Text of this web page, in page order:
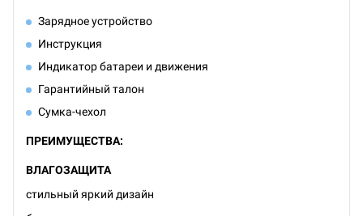
Зарядное устройство
Инструкция
Индикатор батареи и движения
Гарантийный талон
Сумка-чехол
ПРЕИМУЩЕСТВА:
ВЛАГОЗАЩИТА
стильный яркий дизайн